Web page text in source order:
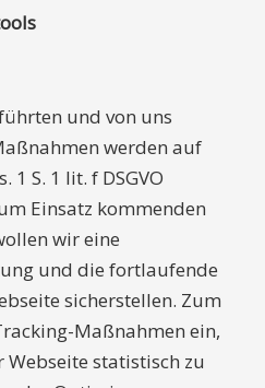
und von uns
werden auf
1 S. 1 lit. f DSGVO
Einsatz kommenden
wir eine
und die fortlaufende
sicherstellen. Zum
Maßnahmen ein,
statistisch zu